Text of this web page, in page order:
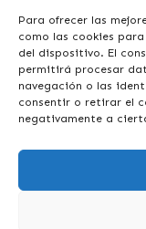
Para ofrecer las
como las cookies
del dispositivo. El
permitirá procesar
navegación o las
consentir o retirar el
negativamente a